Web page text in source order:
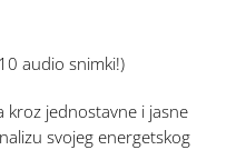
audio snimki!)
jednostavne i jasne
svojeg energetskog